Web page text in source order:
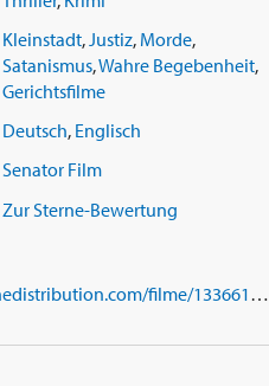
Kleinstadt,Justiz, Morde,
Satanismus,Wahre Begebenheit,
Gerichtsfilme
Deutsch, Englisch
Senator Film
Zur Sterne-Bewertung
https://www.leoninedistribution.com/filme/133661/devils-knot.html